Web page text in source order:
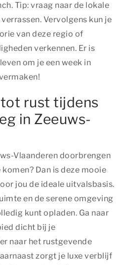
Tip: vraag naar de lokale
Vervolgens kun je
van deze regio of
verkennen. Er is
om je een week in
rust tijdens
in Zeeuws-
Vlaanderen doorbrengen
Dan is deze mooie
jou de ideale uitvalsbasis.
en de serene omgeving
kunt opladen. Ga naar
dicht bij je
naar het rustgevende
zorgt je luxe verblijf